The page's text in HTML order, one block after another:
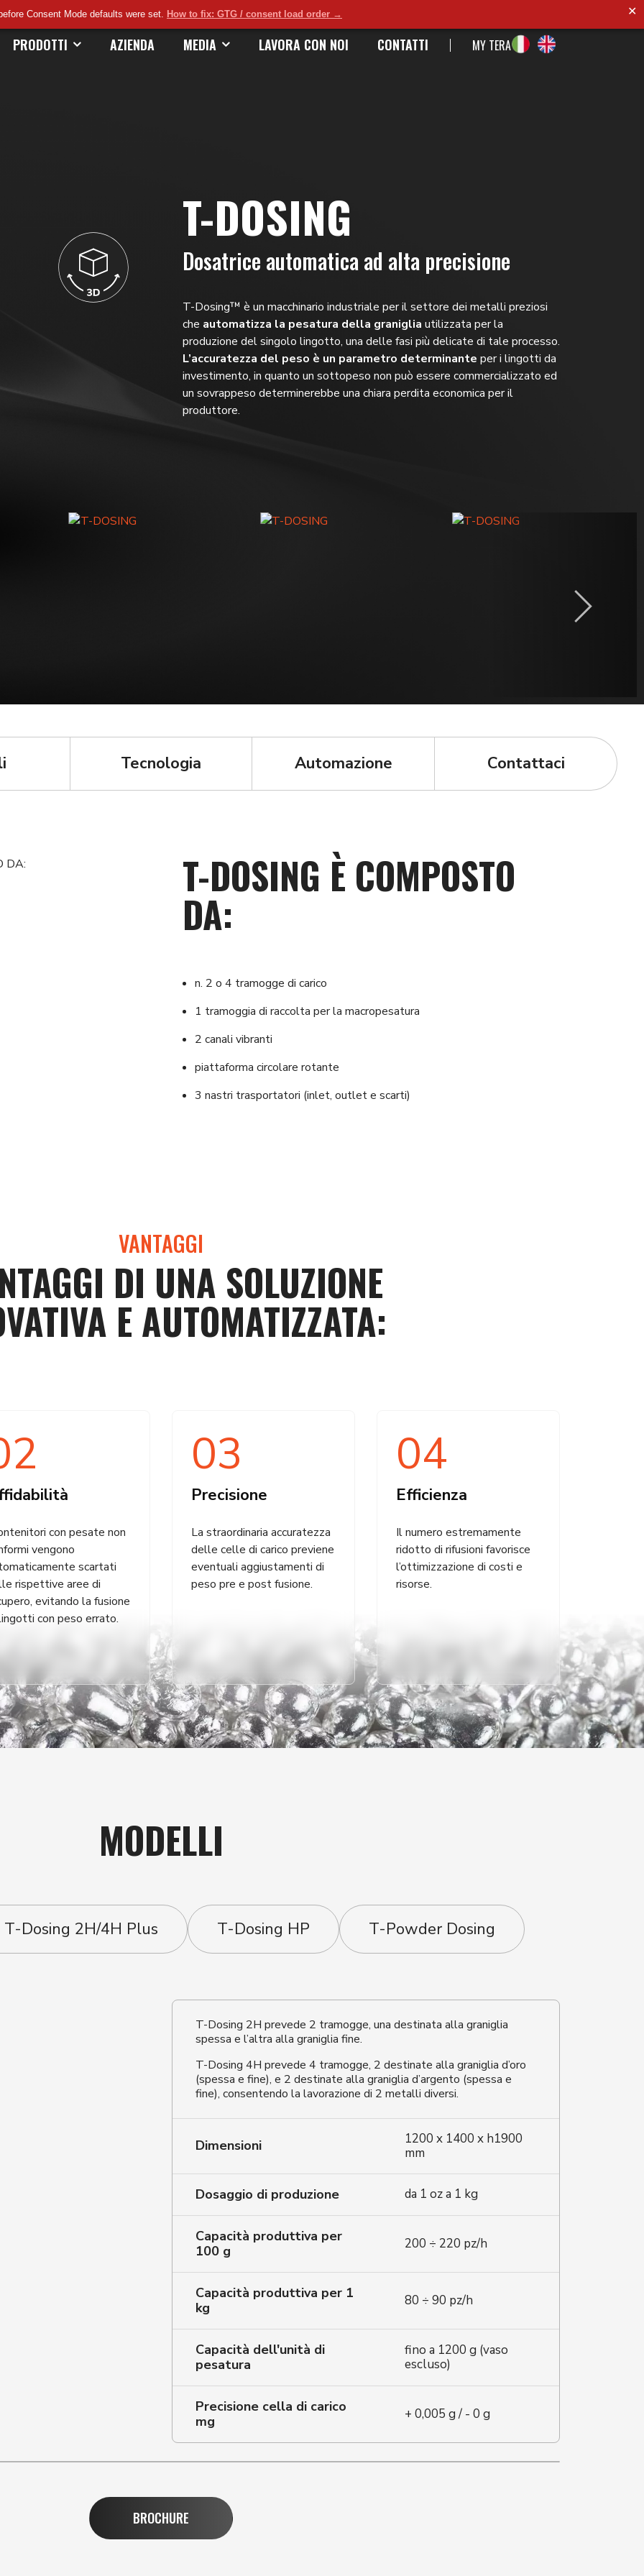
Consent Mode defaults were set. How to fix: GTG / consent load order → ✕
PRODOTTI AZIENDA MEDIA LAVORA CON NOI CONTATTI MY TERA
T-DOSING
Dosatrice automatica ad alta precisione
T-Dosing™ è un macchinario industriale per il settore dei metalli preziosi
che automatizza la pesatura della graniglia utilizzata per la
produzione del singolo lingotto, una delle fasi più delicate di tale processo.
L’accuratezza del peso è un parametro determinante per i lingotti da
investimento, in quanto un sottopeso non può essere commercializzato ed
un sovrappeso determinerebbe una chiara perdita economica per il
produttore.
Tecnologia Automazione Contattaci
T-DOSING È COMPOSTO
DA:
n. 2 o 4 tramogge di carico
1 tramoggia di raccolta per la macropesatura
2 canali vibranti
piattaforma circolare rotante
3 nastri trasportatori (inlet, outlet e scarti)
VANTAGGI
DI UNA SOLUZIONE
E AUTOMATIZZATA:
con pesate non
vengono
scartati
rispettive aree di
evitando la fusione
con peso errato.
03
Precisione
La straordinaria accuratezza
delle celle di carico previene
eventuali aggiustamenti di
peso pre e post fusione.
04
Efficienza
Il numero estremamente
ridotto di rifusioni favorisce
l’ottimizzazione di costi e
risorse.
MODELLI
T-Dosing 2H/4H Plus T-Dosing HP T-Powder Dosing
T-Dosing 2H prevede 2 tramogge, una destinata alla graniglia
spessa e l’altra alla graniglia fine.
T-Dosing 4H prevede 4 tramogge, 2 destinate alla graniglia d’oro
(spessa e fine), e 2 destinate alla graniglia d’argento (spessa e
fine), consentendo la lavorazione di 2 metalli diversi.
Dimensioni
1200 x 1400 x h1900
mm
Dosaggio di produzione da 1 oz a 1 kg
Capacità produttiva per
100 g
200 ÷ 220 pz/h
Capacità produttiva per 1
kg
80 ÷ 90 pz/h
Capacità dell'unità di
pesatura
fino a 1200 g (vaso
escluso)
Precisione cella di carico
mg
+ 0,005 g / - 0 g
BROCHURE